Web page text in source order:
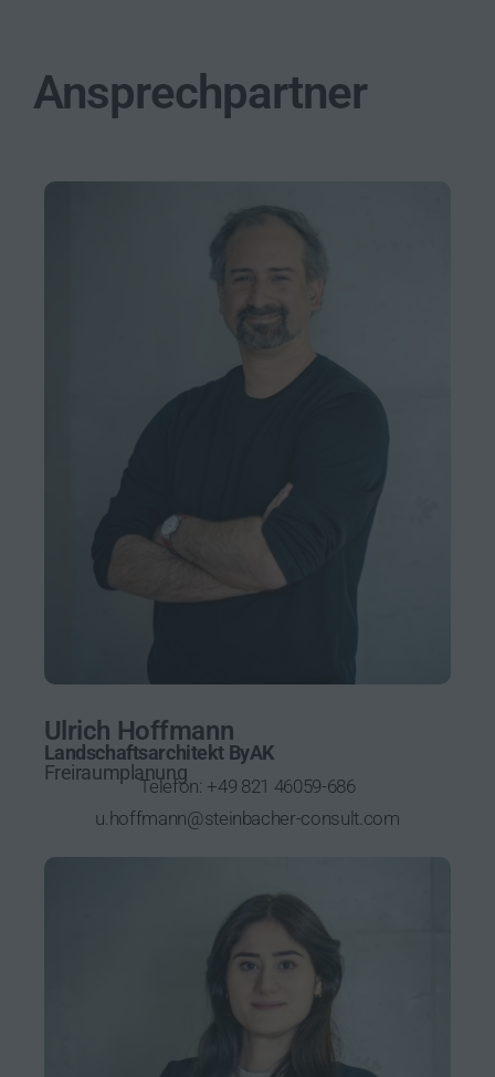
Ansprechpartner
Ulrich Hoffmann
Landschaftsarchitekt ByAK
Freiraumplanung
Telefon: +49 821 46059-686
u.hoffmann@steinbacher-consult.com